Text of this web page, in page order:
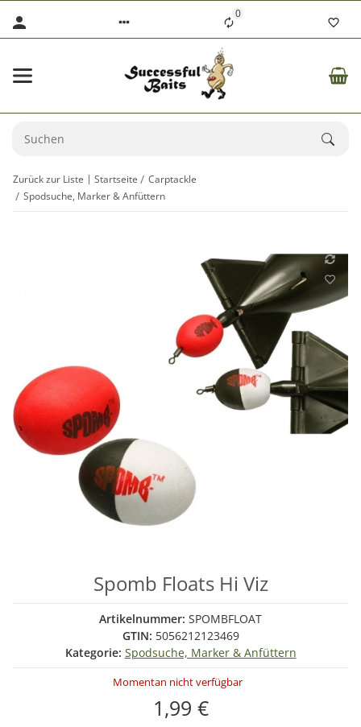
0
Zurück zur Liste Startseite
Carptackle
Spodsuche, Marker & Anfüttern
Spomb Floats Hi Viz
Artikelnummer: SPOMBFLOAT
GTIN: 5056212123469
Kategorie: Spodsuche, Marker & Anfüttern
Momentan nicht verfügbar
1,99 €